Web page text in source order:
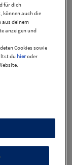
für dich
können auch die
aus deinem
anzeigen und
Cookies sowie
du hieroder